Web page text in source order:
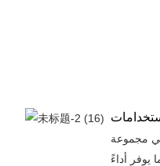
مجموعة
يوفر أداءً